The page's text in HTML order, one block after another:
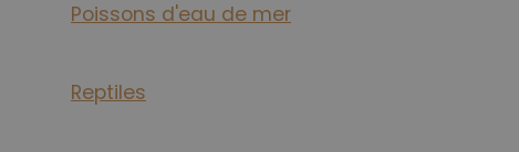
Poissons d'eau de mer
Reptiles